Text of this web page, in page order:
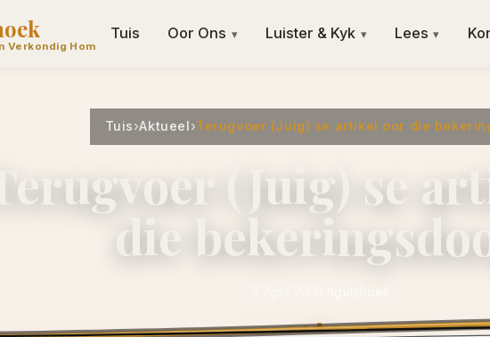
Verkondig Hom
Tuis Oor Ons ▾ Luister & Kyk ▾ Lees ▾
Tuis›Aktueel›Terugvoer (Juig) se artikel oor die
Terugvoer (Juig) se
die